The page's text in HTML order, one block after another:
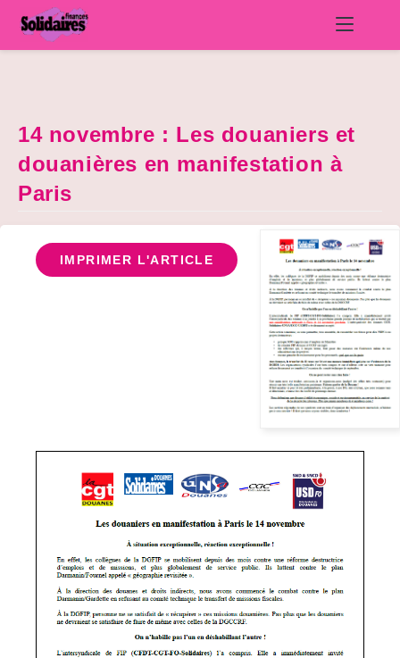
14 novembre : Les douaniers et
douanières en manifestation à
Paris
IMPRIMER L'ARTICLE